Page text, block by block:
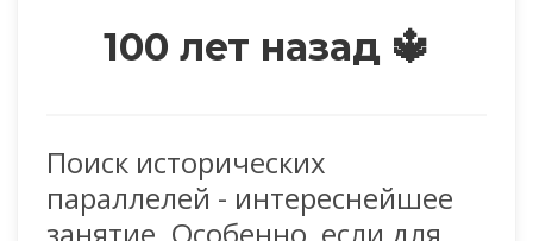
100 лет назад 🔱
Поиск исторических
параллелей - интереснейшее